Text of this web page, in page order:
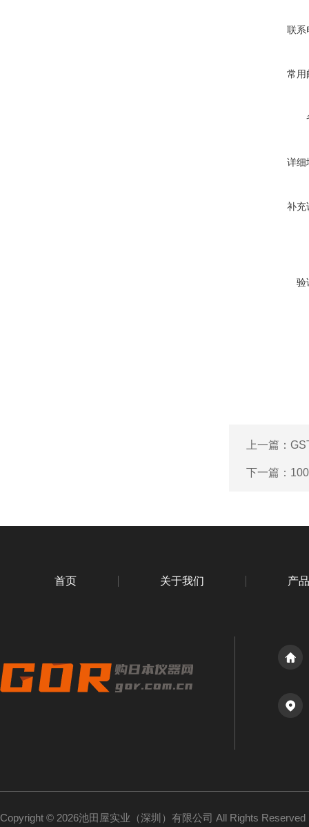
联系
常用
详细
补充
验
上一篇：
下一篇：
首页 关于我们 产
Copyright © 2026池田屋实业（深圳）有限公司 All Rights